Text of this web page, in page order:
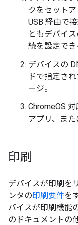
クをセット
USB 経由で
ともデバイ
続を設定でき
デバイスの
ドで指定さ
ージ。
ChromeOS
アプリ、また
印刷
デバイスが印刷を
ンタの印刷要件を
バイスが印刷機能
のドキュメントの